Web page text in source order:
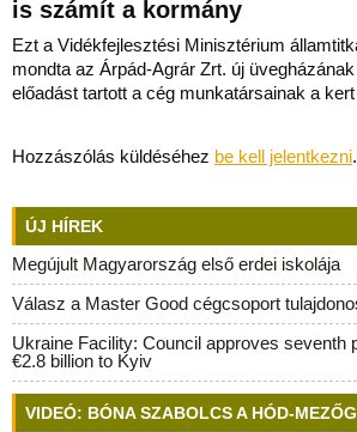
is számít a kormány
Ezt a Vidékfejlesztési Minisztérium
mondta az Árpád-Agrár Zrt. új
előadást tartott a cég munkatársainak a kert
Hozzászólás küldéséhez be kell jelentkezni.
ÚJ HÍREK
Megújult Magyarország első erdei iskolája
Válasz a Master Good cégcsoport
Ukraine Facility: Council approves seventh
€2.8 billion to Kyiv
VIDEÓ: BÓNA SZABOLCS A HÓD-